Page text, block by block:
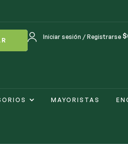
Iniciar sesión / Registrarse $
MAYORISTAS